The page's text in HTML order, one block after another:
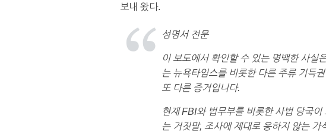
보내 왔다.
성명서 전문
이 보도에서 확인할 수 있는 명백한 사실
는 뉴욕타임스를 비롯한 다른 주류 기득
또 다른 증거입니다.
현재 FBI와 법무부를 비롯한 사법 당국
는 거짓말, 조사에 제대로 응하지 않는